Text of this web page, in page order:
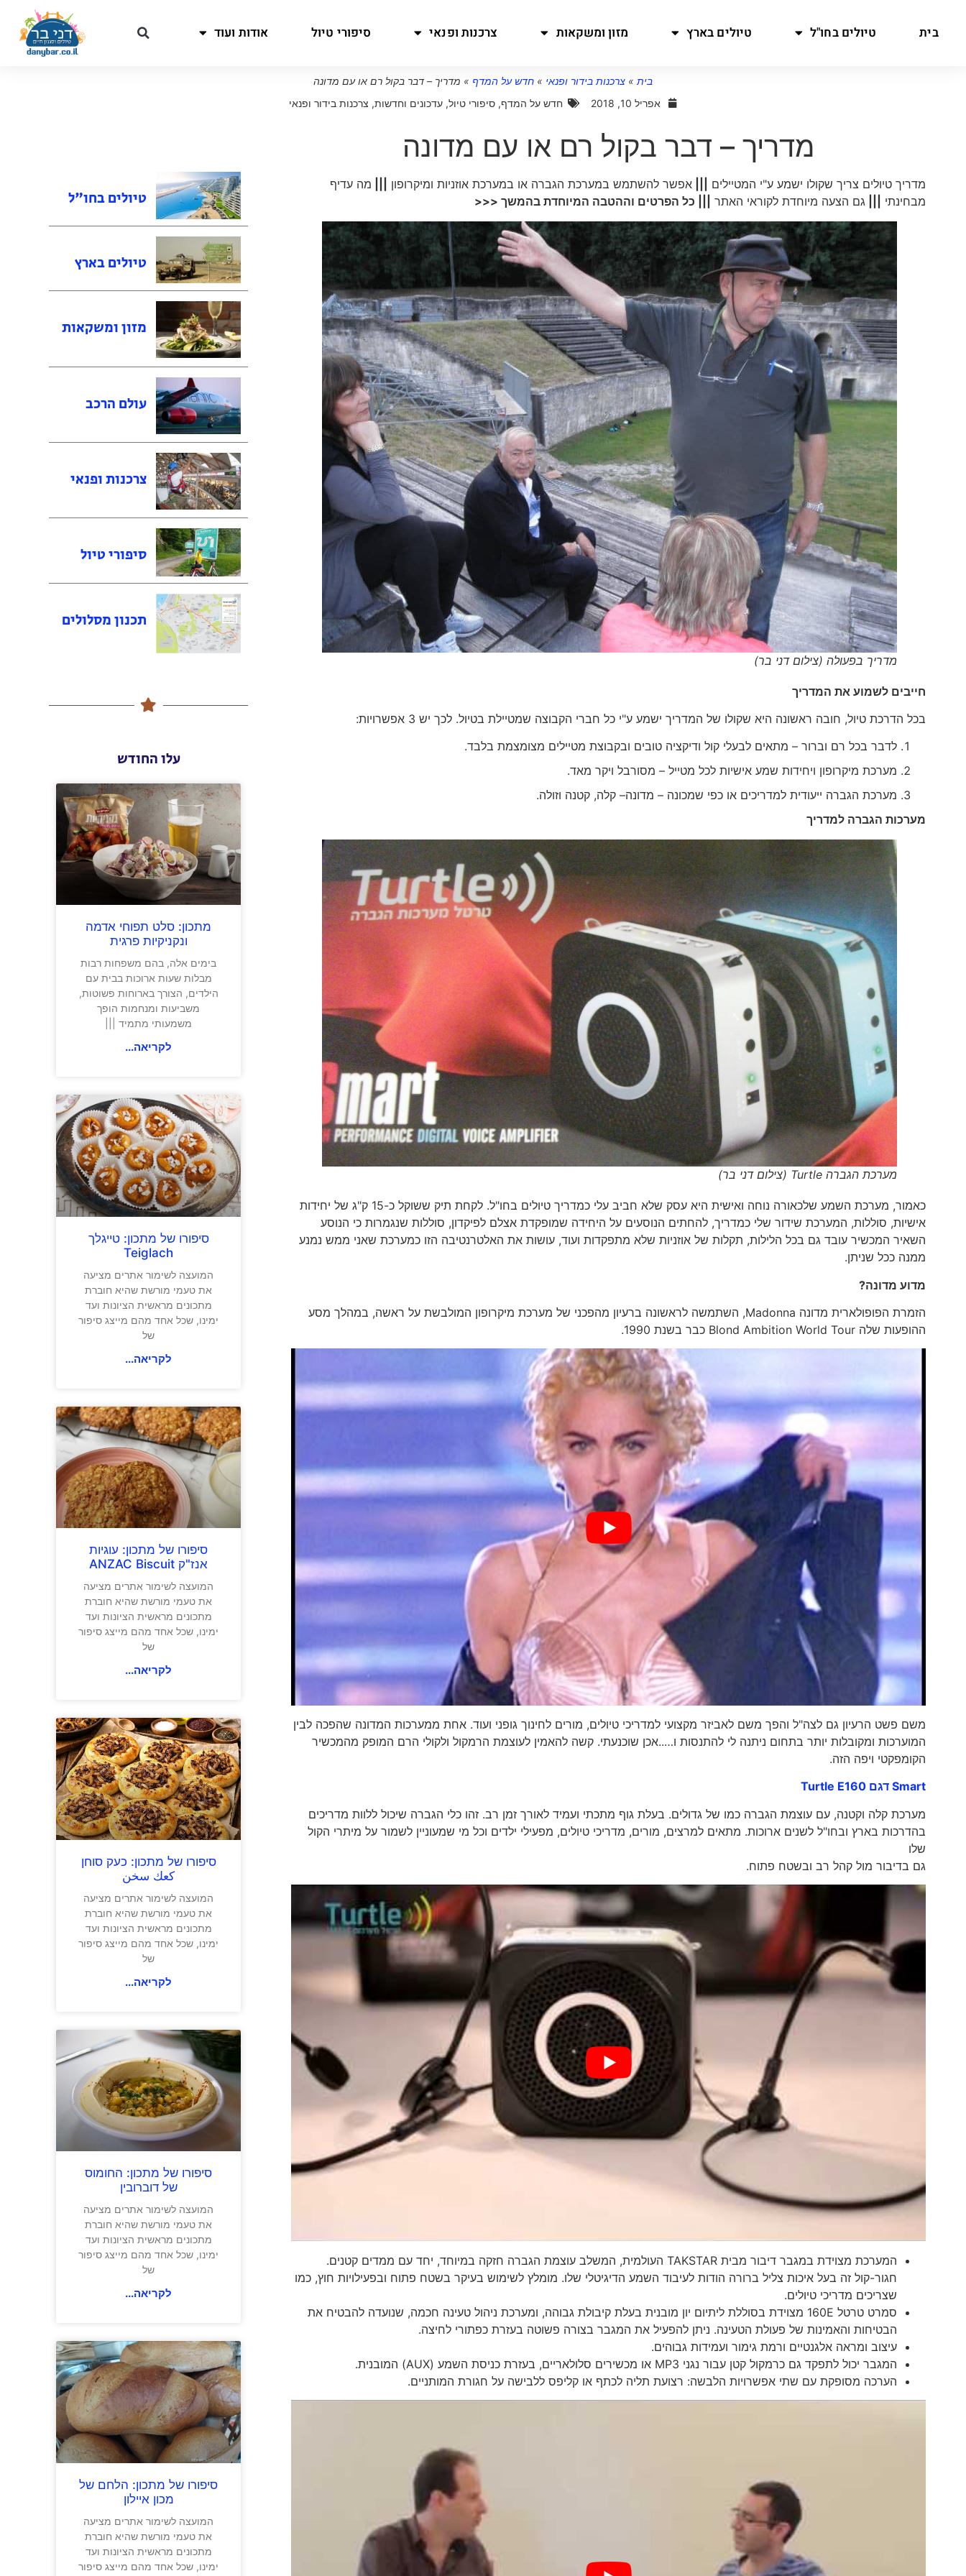
בית טיולים בחו"ל טיולים בארץ מזון ומשקאות צרכנות ופנאי סיפורי טיול אודות ועוד
בית » צרכנות בידור ופנאי » חדש על המדף » מדריך – דבר בקול רם או עם מדונה
אפריל 10, 2018
חדש על המדף, סיפורי טיול, עדכונים וחדשות, צרכנות בידור ופנאי
מדריך – דבר בקול רם או עם מדונה
מדריך טיולים צריך שקולו ישמע ע"י המטיילים |||אפשר להשתמש במערכת הגברה או במערכת אוזניות ומיקרופון
מה עדיף
מבחינתי
גם הצעה מיוחדת לקוראי האתר ||| כל הפרטים וההטבה המיוחדת בהמשך <<<
מדריך בפעולה (צילום דני בר)
חייבים לשמוע את המדריך
בכל הדרכת טיול, חובה ראשונה היא שקולו של המדריך ישמע ע"י כל חברי הקבוצה שמטיילת בטיול. לכך יש 3 אפשרויות:
לדבר בכל רם וברור – מתאים לבעלי קול ודיקציה טובים ובקבוצת מטיילים מצומצמת בלבד.
מערכת מיקרופון ויחידות שמע אישיות לכל מטייל – מסורבל ויקר מאד.
מערכת הגברה ייעודית למדריכים או כפי שמכונה – מדונה– קלה, קטנה וזולה.
מערכות הגברה למדריך
מערכת הגברה Turtle (צילום דני בר)
כאמור, מערכת השמע שלכאורה נוחה ואישית היא עסק שלא חביב עלי כמדריך טיולים בחו"ל. לקחת תיק ששוקל כ-15 ק"ג של יחידות
אישיות, סוללות, המערכת שידור שלי כמדריך, להחתים הנוסעים על היחידה שמופקדת אצלם לפיקדון, סוללות שנגמרות כי הנוסע
השאיר המכשיר עובד גם בכל הלילות, תקלות של אוזניות שלא מתפקדות ועוד, עושות את האלטרנטיבה הזו כמערכת שאני ממש נמנע
ממנה ככל שניתן.
מדוע מדונה?
הזמרת הפופולארית מדונה Madonna, השתמשה לראשונה ברעיון מהפכני של מערכת מיקרופון המולבשת על ראשה, במהלך מסע
ההופעות שלה Blond Ambition World Tour כבר בשנת 1990.
משם פשט הרעיון גם לצה"ל והפך משם לאביזר מקצועי למדריכי טיולים, מורים לחינוך גופני ועוד. אחת ממערכות המדונה שהפכה לבין
המוערכות ומקובלות יותר בתחום ניתנה לי להתנסות ו…..אכן שוכנעתי. קשה להאמין לעוצמת הרמקול ולקולי הרם המופק מהמכשיר
הקומפקטי ויפה הזה.
Smart דגם Turtle E160
מערכת קלה וקטנה, עם עוצמת הגברה כמו של גדולים. בעלת גוף מתכתי ועמיד לאורך זמן רב. זהו כלי הגברה שיכול ללוות מדריכים
בהדרכות בארץ ובחו"ל לשנים ארוכות. מתאים למרצים, מורים, מדריכי טיולים, מפעילי ילדים וכל מי שמעוניין לשמור על מיתרי הקול
שלו
גם בדיבור מול קהל רב ובשטח פתוח.
המערכת מצוידת במגבר דיבור מבית TAKSTAR העולמית, המשלב עוצמת הגברה חזקה במיוחד, יחד עם ממדים קטנים.
חגור-קול זה בעל איכות צליל ברורה הודות לעיבוד השמע הדיגיטלי שלו. מומלץ לשימוש בעיקר בשטח פתוח ובפעילויות חוץ, כמו
שצריכים מדריכי טיולים.
סמרט טרטל 160E מצוידת בסוללת ליתיום יון מובנית בעלת קיבולת גבוהה, ומערכת ניהול טעינה חכמה, שנועדה להבטיח את
הבטיחות והאמינות של פעולת הטעינה. ניתן להפעיל את המגבר בצורה פשוטה בעזרת כפתורי לחיצה.
עיצוב ומראה אלגנטיים ורמת גימור ועמידות גבוהים.
המגבר יכול לתפקד גם כרמקול קטן עבור נגני MP3 או מכשירים סלולאריים, בעזרת כניסת השמע (AUX) המובנית.
הערכה מסופקת עם שתי אפשרויות הלבשה: רצועת תליה לכתף או קליפס ללבישה על חגורת המותניים.
טיולים בחו"ל
טיולים בארץ
מזון ומשקאות
עולם הרכב
צרכנות ופנאי
סיפורי טיול
תכנון מסלולים
עלו החודש
מתכון: סלט תפוחי אדמה
ונקניקיות פרגית
בימים אלה, בהם משפחות רבות
מבלות שעות ארוכות בבית עם
הילדים, הצורך בארוחות פשוטות,
משביעות ומנחמות הופך
משמעותי מתמיד |||
לקריאה...
סיפורו של מתכון: טייגלך
Teiglach
המועצה לשימור אתרים מציעה
את טעמי מורשת שהיא חוברת
מתכונים מראשית הציונות ועד
ימינו, שכל אחד מהם מייצג סיפור
של
לקריאה...
סיפורו של מתכון: עוגיות
אנז"ק ANZAC Biscuit
המועצה לשימור אתרים מציעה
את טעמי מורשת שהיא חוברת
מתכונים מראשית הציונות ועד
ימינו, שכל אחד מהם מייצג סיפור
של
לקריאה...
סיפורו של מתכון: כעק סוחן
كعك سخن
המועצה לשימור אתרים מציעה
את טעמי מורשת שהיא חוברת
מתכונים מראשית הציונות ועד
ימינו, שכל אחד מהם מייצג סיפור
של
לקריאה...
סיפורו של מתכון: החומוס
של דוברובין
המועצה לשימור אתרים מציעה
את טעמי מורשת שהיא חוברת
מתכונים מראשית הציונות ועד
ימינו, שכל אחד מהם מייצג סיפור
של
לקריאה...
סיפורו של מתכון: הלחם של
מכון איילון
המועצה לשימור אתרים מציעה
את טעמי מורשת שהיא חוברת
מתכונים מראשית הציונות ועד
ימינו, שכל אחד מהם מייצג סיפור